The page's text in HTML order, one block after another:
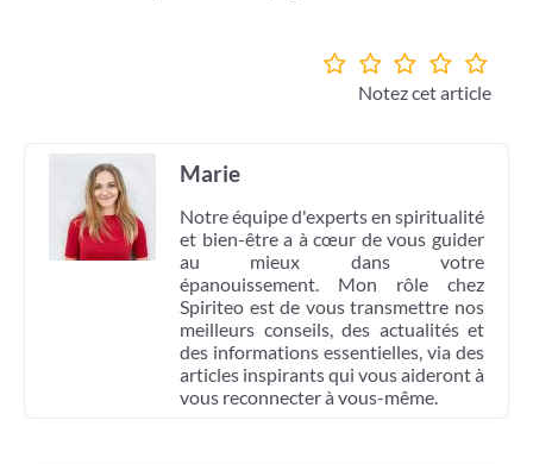
Notez cet article
Marie
Notre équipe d'experts en spiritualité
et bien-être a à cœur de vous guider
au mieux dans votre
épanouissement. Mon rôle chez
Spiriteo est de vous transmettre nos
meilleurs conseils, des actualités et
des informations essentielles, via des
articles inspirants qui vous aideront à
vous reconnecter à vous-même.